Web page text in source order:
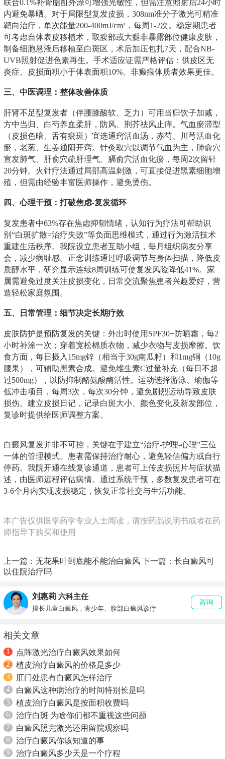
联合0.1%补骨脂酊外涂可增强光敏性，但需注意照射后24小时
内避免暴晒。对于局限型复发皮损，308nm准分子激光可精准
靶向治疗，单次能量200-400mJ/cm²，每周1-2次。稳定期患者
可考虑自体表皮移植术，取腹部或大腿非暴露部位健康皮肤，
制备细胞悬液后移植至白斑区，术后加压包扎7天，配合NB-
UVB照射促进色素再生。手术适应证需严格评估：供皮区无
炎症、皮损面积小于体表面积10%、非瘢痕体质者效果更佳。
三、中医调理：整体改善体质
肝肾不足型复发者（伴腰膝酸软、乏力）可用当归饮子加减，
方中当归、白芍养血柔肝，防风、荆芥祛风止痒。气血瘀滞型
（皮损色暗、舌有瘀斑）宜选通窍活血汤，赤芍、川芎活血化
瘀，老葱、生姜通阳开窍。针灸取穴以调节气血为主，肺俞穴
宣发肺气、肝俞穴疏肝理气、膈俞穴活血化瘀，每周2次留针
20分钟。火针疗法通过局部高温刺激，可直接促进黑素细胞增
殖，但需由经验丰富医师操作，避免烫伤。
四、心理干预：打破焦虑-复发循环
复发患者中63%存在焦虑抑郁情绪，认知行为疗法可帮助识
别“白斑扩散=治疗失败”等负面思维模式，通过行为激活技术
重建生活秩序。我院设立患者互助小组，每月组织病友分享
会，减少病耻感。正念训练通过呼吸调节与身体扫描，降低皮
质醇水平，研究显示连续8周训练可使复发风险降低41%。家
属需避免过度关注皮损变化，日常交流聚焦患者兴趣爱好，营
造轻松家庭氛围。
五、日常管理：细节决定长期疗效
皮肤防护是预防复发的关键：外出时使用SPF30+防晒霜，每2
小时补涂一次；穿着宽松棉质衣物，减少衣物与皮损摩擦。饮
食方面，每日摄入15mg锌（相当于30g南瓜籽）和1mg铜（10g
腰果），可辅助黑素合成。避免维生素C过量补充（每日不超
过500mg），以防抑制酪氨酸酶活性。运动选择游泳、瑜伽等
低冲击项目，每周3次，每次30分钟，避免剧烈运动导致皮肤
损伤。建立皮损日记，记录白斑大小、颜色变化及新发部位，
复诊时提供给医师调整方案。
白癜风复发并非不可控，关键在于建立“治疗-护理-心理”三位
一体的管理模式。患者需保持治疗耐心，避免轻信偏方或自行
停药。我院开通在线复诊通道，患者可上传皮损照片与症状描
述，由医师远程评估病情。通过系统干预，多数复发患者可在
3-6个月内实现皮损稳定，恢复正常社交与生活功能。
本广告仅供医学药学专业人士阅读，请按药品说明书或者在药
师指导下购买和使用
上一篇： 无花果叶到底能不能治白癜风 下一篇： 长白癜风可
以住院治疗吗
刘惠莉 六科主任
擅长儿童白癜风，青少年、脸部白癜风诊疗
咨询
相关文章
1
点阵激光治疗白癜风效果如何
2
植皮治疗白癜风的价格是多少
3
肛门处患有白癜风怎样治疗
4
白癜风这种病治疗的时间特别长是吗
5
植皮治疗白癜风是按面积收费吗
6
治疗白斑 为啥你们都不重视这些问题
7
白癜风照完激光还用留院观察吗
8
治疗白癜风你该知道的事
9
治疗白癜风多少天是一个疗程